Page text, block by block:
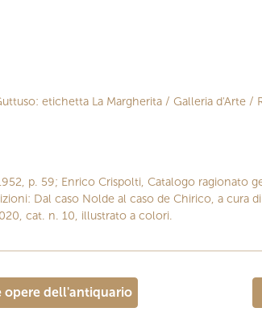
etichetta La Margherita / Galleria d'Arte /
p. 59; Enrico Crispolti, Catalogo ragionato
Dal caso Nolde al caso de Chirico, a cura
cat. n. 10, illustrato a colori.
opere dell'antiquario